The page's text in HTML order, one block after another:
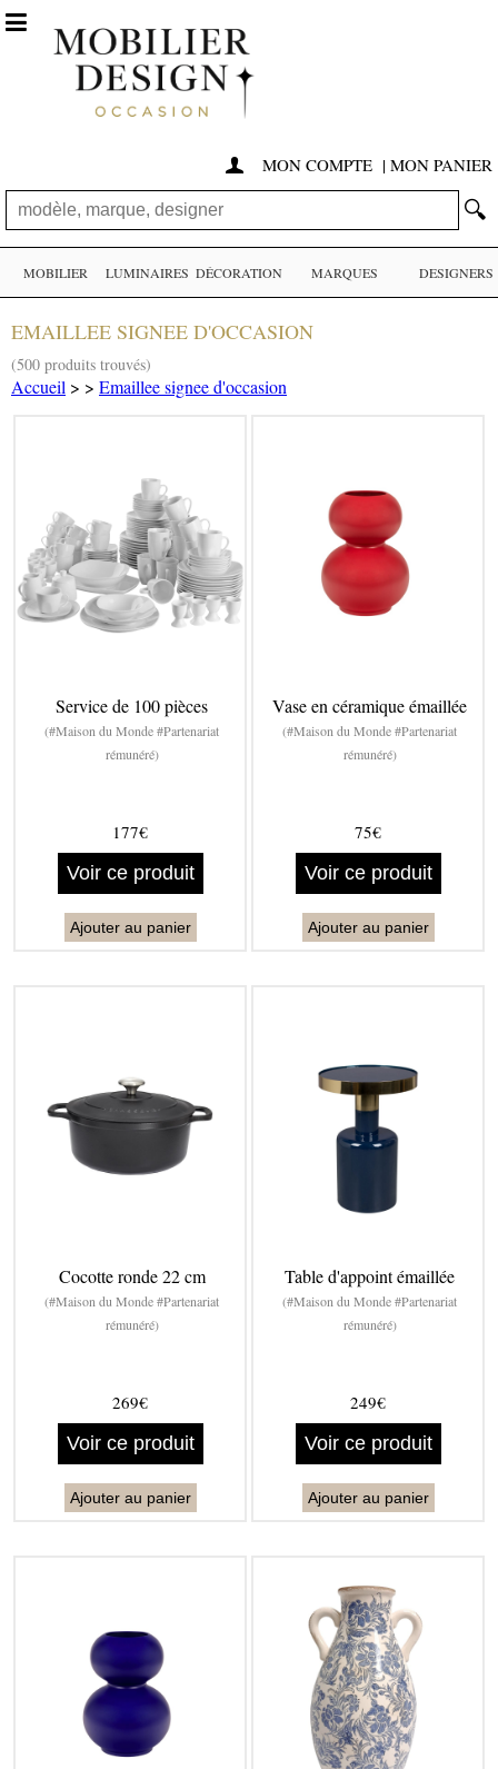
 MON COMPTE | MON PANIER
🔍

MOBILIER LUMINAIRES DÉCORATION MARQUES DESIGNERS
EMAILLEE SIGNEE D'OCCASION
(500 produits trouvés)
Accueil > > Emaillee signee d'occasion
Service de 100 pièces
(#Maison du Monde #Partenariat
rémunéré)
177€
Voir ce produit
Ajouter au panier
Vase en céramique émaillée
(#Maison du Monde #Partenariat
rémunéré)
75€
Voir ce produit
Ajouter au panier
Cocotte ronde 22 cm
(#Maison du Monde #Partenariat
rémunéré)
269€
Voir ce produit
Ajouter au panier
Table d'appoint émaillée
(#Maison du Monde #Partenariat
rémunéré)
249€
Voir ce produit
Ajouter au panier